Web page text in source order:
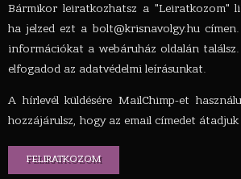
Bármikor leiratkozhatsz a "Leiratkozom"
ha jelzed ezt a bolt@krisnavolgy.hucímen.
információkat a webáruház oldalán
elfogadod az adatvédelmi leírásunkat.
A hírlevél küldésére MailChimp-et
hozzájárulsz, hogy az email címedet